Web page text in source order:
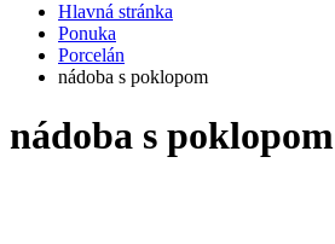
Hlavná stránka
Ponuka
Porcelán
nádoba s poklopom
nádoba s poklopom